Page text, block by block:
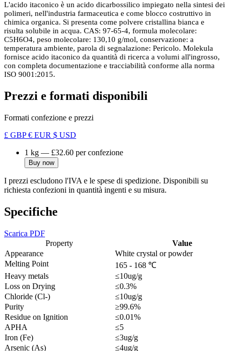
L'acido itaconico è un acido dicarbossilico impiegato nella sintesi dei
polimeri, nell'industria farmaceutica e come blocco costruttivo in
chimica organica. Si presenta come polvere cristallina bianca e
risulta solubile in acqua. CAS: 97-65-4, formula molecolare:
C5H6O4, peso molecolare: 130,10 g/mol, conservazione: a
temperatura ambiente, parola di segnalazione: Pericolo. Molekula
fornisce acido itaconico da quantità di ricerca a volumi all'ingrosso,
con completa documentazione e tracciabilità conforme alla norma
ISO 9001:2015.
Prezzi e formati disponibili
Formati confezione e prezzi
£ GBP€ EUR $ USD
1 kg — £32.60 per confezione
Buy now
I prezzi escludono l'IVA e le spese di spedizione. Disponibili su
richiesta confezioni in quantità ingenti e su misura.
Specifiche
Scarica PDF
Property
Value
Appearance
White crystal or powder
Melting Point
165 - 168 ℃
Heavy metals
≤10ug/g
Loss on Drying
≤0.3%
Chloride (Cl-)
≤10ug/g
Purity
≥99.6%
Residue on Ignition
≤0.01%
APHA
≤5
Iron (Fe)
≤3ug/g
Arsenic (As)
≤4ug/g